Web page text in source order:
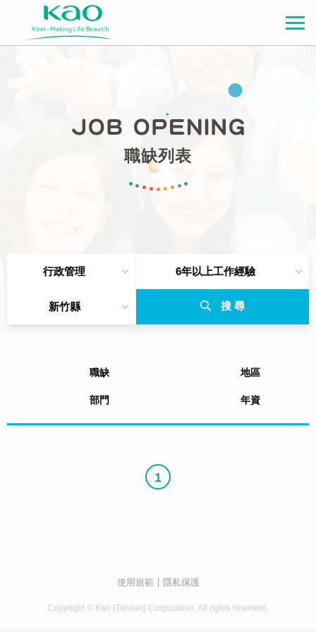
職缺列表
行政管理 6年以上工作經驗
新竹縣 搜 尋
職缺 地區
部門 年資
1
使用規範 隱私保護
Copyright © Kao (Taiwan) Corporation. All rights reserved.